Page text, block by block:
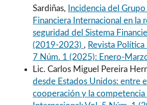
Sardiñas,
Incidencia del
Financiera Internacional en la
seguridad del Sistema
(2019-2023) , Revista
7 Núm. 1 (2025): Enero-
Lic. Carlos Miguel Pereira
desde Estados Unidos: entre
cooperación y la competencia